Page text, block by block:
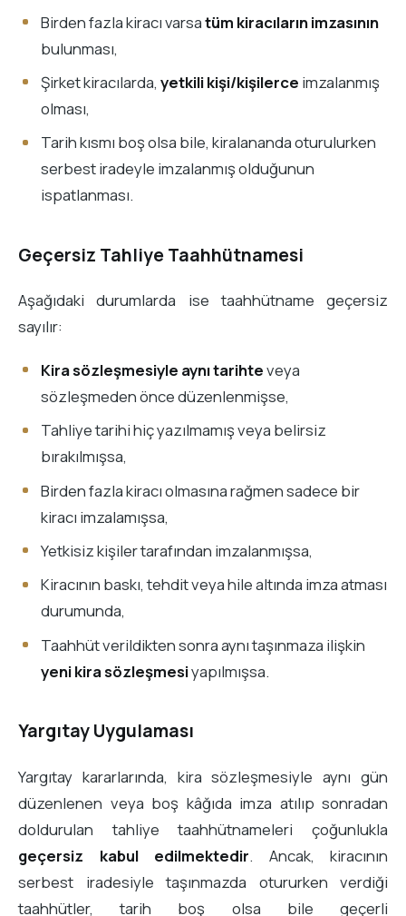
Birden fazla kiracı varsatüm kiracıların imzasının
bulunması,
Şirket kiracılarda, yetkili kişi/kişilerce imzalanmış
olması,
Tarih kısmı boş olsa bile, kiralananda oturulurken
serbest iradeyle imzalanmış olduğunun
ispatlanması.
Geçersiz Tahliye Taahhütnamesi
Aşağıdaki durumlarda ise taahhütname geçersiz
sayılır:
Kira sözleşmesiyle aynı tarihteveya
sözleşmeden önce düzenlenmişse,
Tahliye tarihi hiç yazılmamış veya belirsiz
bırakılmışsa,
Birden fazla kiracı olmasına rağmen sadece bir
kiracı imzalamışsa,
Yetkisiz kişiler tarafından imzalanmışsa,
Kiracının baskı, tehdit veya hile altında imza atması
durumunda,
Taahhüt verildikten sonra aynı taşınmaza ilişkin
yeni kira sözleşmesiyapılmışsa.
Yargıtay Uygulaması
Yargıtay kararlarında, kira sözleşmesiyle aynı gün
düzenlenen veya boş kâğıda imza atılıp sonradan
doldurulan tahliye taahhütnameleri çoğunlukla
geçersiz kabul edilmektedir. Ancak, kiracının
serbest iradesiyle taşınmazda otururken verdiği
taahhütler, tarih boş olsa bile geçerli